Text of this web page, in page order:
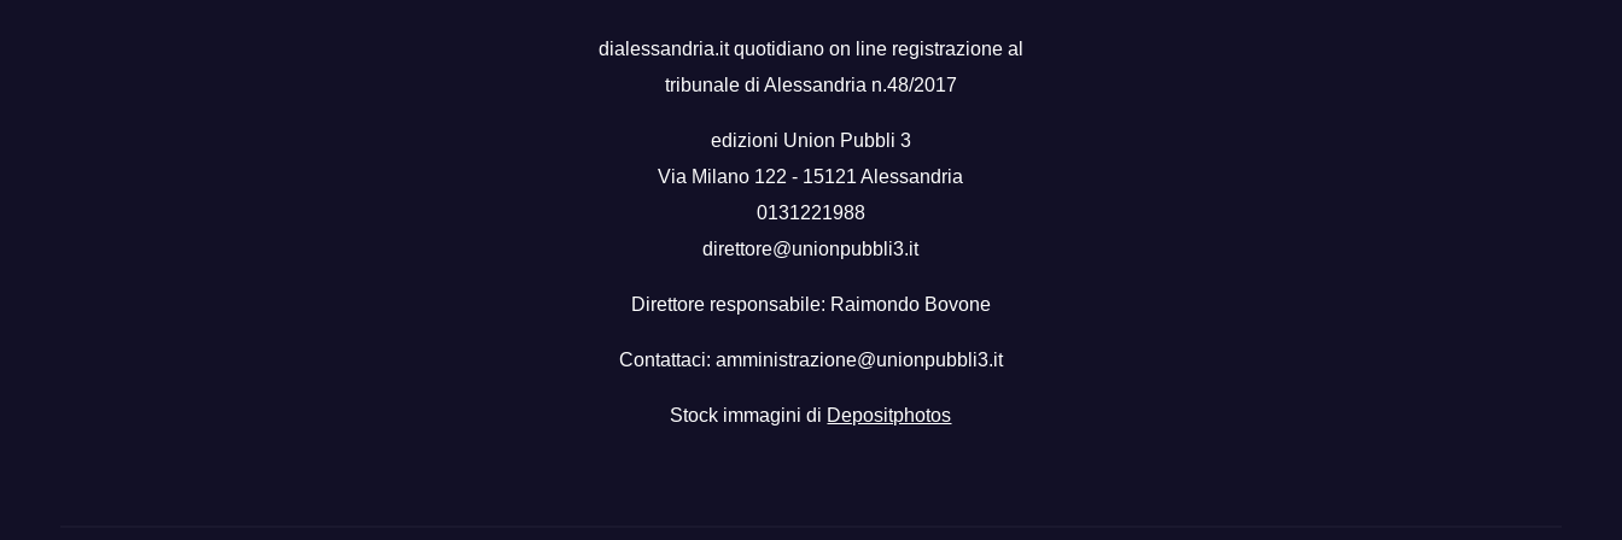
dialessandria.it quotidiano on line registrazione al
tribunale di Alessandria n.48/2017
edizioni Union Pubbli 3
Via Milano 122 - 15121 Alessandria
0131221988
direttore@unionpubbli3.it
Direttore responsabile: Raimondo Bovone
Contattaci: amministrazione@unionpubbli3.it
Stock immagini di Depositphotos